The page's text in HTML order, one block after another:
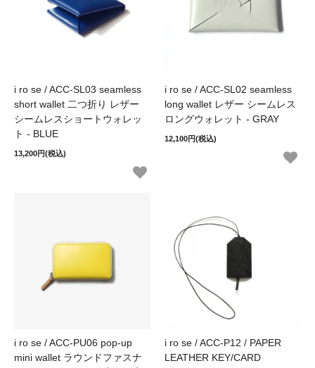
i ro se / ACC-SL03 seamless
short wallet 二つ折り レザー
シームレスショートウォレッ
ト - BLUE
13,200円(税込)
i ro se / ACC-SL02 seamless
long wallet レザー シームレス
ロングウォレット - GRAY
12,100円(税込)
i ro se / ACC-PU06 pop-up
mini wallet ラウンドファスナ
i ro se / ACC-P12 / PAPER
LEATHER KEY/CARD